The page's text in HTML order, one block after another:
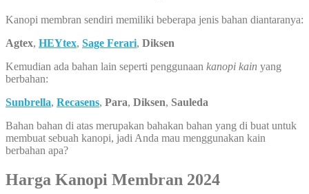
Kanopi membran sendiri memiliki beberapa jenis bahan diantaranya:
Agtex, HEYtex, Sage Ferari, Diksen
Kemudian ada bahan lain seperti penggunaan kanopi kain yang
berbahan:
Sunbrella, Recasens, Para, Diksen, Sauleda
Bahan bahan di atas merupakan bahakan bahan yang di buat untuk
membuat sebuah kanopi, jadi Anda mau menggunakan kain
berbahan apa?
Harga Kanopi Membran 2024